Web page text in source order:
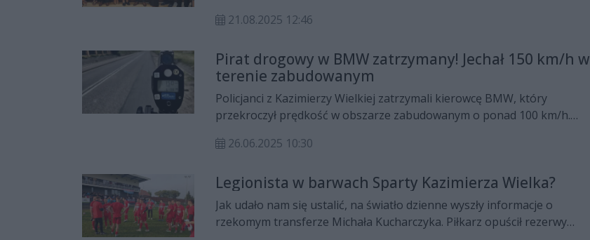
wynosi ponad 3,4 mln zł.
21.08.2025 12:46
Pirat drogowy w BMW zatrzymany! Jechał 150 km/h w
terenie zabudowanym
Policjanci z Kazimierzy Wielkiej zatrzymali kierowcę BMW, który
przekroczył prędkość w obszarze zabudowanym o ponad 100 km/h.
26.06.2025 10:30
Legionista w barwach Sparty Kazimierza Wielka?
Jak udało nam się ustalić, na światło dzienne wyszły informacje o
rzekomym transferze Michała Kucharczyka. Piłkarz opuścił rezerwy